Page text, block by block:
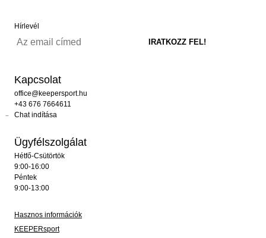
Hírlevél
Kapcsolat
office@keepersport.hu
+43 676 7664611
Chat indítása
Ügyfélszolgálat
Hétfő-Csütörtök
9:00-16:00
Péntek
9:00-13:00
Hasznos információk
KEEPERsport